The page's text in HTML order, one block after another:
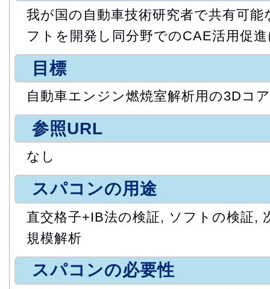
我が国の自動車技術研究者で共有可
フトを開発し同分野でのCAE活用促
目標
自動車エンジン燃焼室解析用の3Dコ
参照URL
なし
スパコンの用途
直交格子+IB法の検証, ソフトの検証,
規模解析
スパコンの必要性